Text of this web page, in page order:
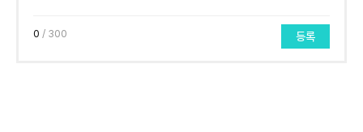
0 / 300 등록